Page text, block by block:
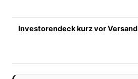
Investorendeck kurz vor Versand